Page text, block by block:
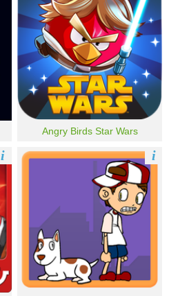
Angry Birds Star Wars
i i